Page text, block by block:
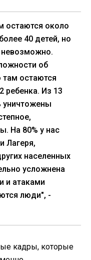
остаются около
40 детей, но
невозможно.
об
остаются
ребенка. Из 13
уничтожены
На 80% у нас
Лагеря,
населенных
усложнена
и атаками
люди", -
кадры, которые